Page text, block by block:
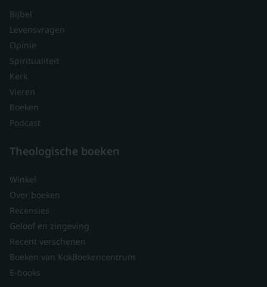
Bijbel
Levensvragen
Opinie
Spiritualiteit
Kerk
Vieren
Boeken
Podcast
Theologische boeken
Winkel
Over boeken
Recensies
Geloof en zingeving
Recent verschenen
Boeken van KokBoekencentrum
E-books